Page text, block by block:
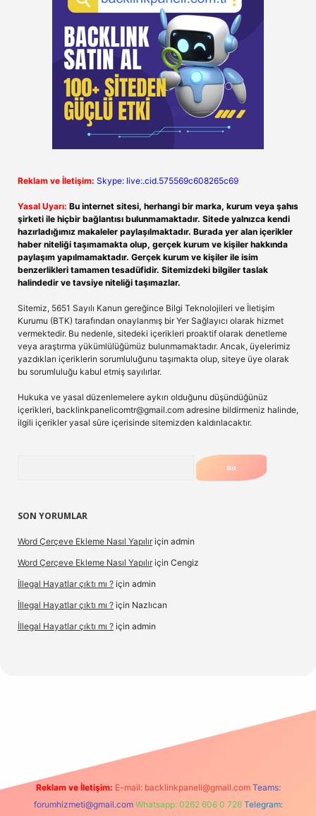
Reklam ve İletişim: Skype: live:.cid.575569c608265c69
Yasal Uyarı: Bu internet sitesi, herhangi bir marka, kurum veya şahıs
şirketi ile hiçbir bağlantısı bulunmamaktadır. Sitede yalnızca kendi
hazırladığımız makaleler paylaşılmaktadır. Burada yer alan içerikler
haber niteliği taşımamakta olup, gerçek kurum ve kişiler hakkında
paylaşım yapılmamaktadır. Gerçek kurum ve kişiler ile isim
benzerlikleri tamamen tesadüfidir. Sitemizdeki bilgiler taslak
halindedir ve tavsiye niteliği taşımazlar.
Sitemiz, 5651 Sayılı Kanun gereğince Bilgi Teknolojileri ve İletişim
Kurumu (BTK) tarafından onaylanmış bir Yer Sağlayıcı olarak hizmet
vermektedir. Bu nedenle, sitedeki içerikleri proaktif olarak denetleme
veya araştırma yükümlülüğümüz bulunmamaktadır. Ancak, üyelerimiz
yazdıkları içeriklerin sorumluluğunu taşımakta olup, siteye üye olarak
bu sorumluluğu kabul etmiş sayılırlar.
Hukuka ve yasal düzenlemelere aykırı olduğunu düşündüğünüz
içerikleri, backlinkpanelicomtr@gmail.com adresine bildirmeniz halinde,
ilgili içerikler yasal süre içerisinde sitemizden kaldırılacaktır.
SON YORUMLAR
Word Çerçeve Ekleme Nasıl Yapılır için admin
Word Çerçeve Ekleme Nasıl Yapılır için Cengiz
İllegal Hayatlar çıktı mı ? için admin
İllegal Hayatlar çıktı mı ? için Nazlıcan
İllegal Hayatlar çıktı mı ? için admin
Reklam ve İletişim: E-mail: backlinkpaneli@gmail.com Teams:
forumhizmeti@gmail.com Whatsapp: 0262 606 0 726 Telegram: